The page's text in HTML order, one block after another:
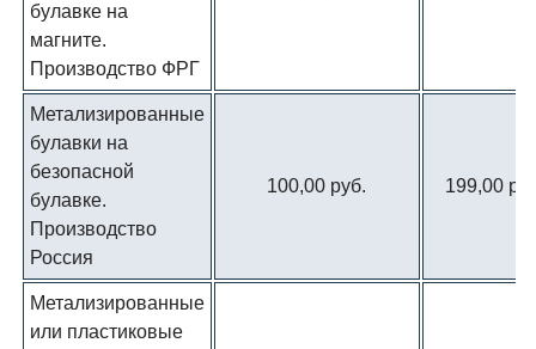
булавке на
магните.
Производство ФРГ
Метализированные
булавки на
безопасной
булавке.
Производство
Россия
100,00 руб. 199,00
Метализированные
или пластиковые